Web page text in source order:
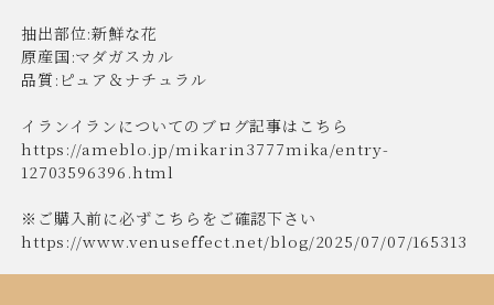
抽出部位:新鮮な花
原産国:マダガスカル
品質:ピュア＆ナチュラル
イランイランについてのブログ記事はこちら
https://ameblo.jp/mikarin3777mika/entry-
12703596396.html
※ご購入前に必ずこちらをご確認下さい
https://www.venuseffect.net/blog/2025/07/07/165313